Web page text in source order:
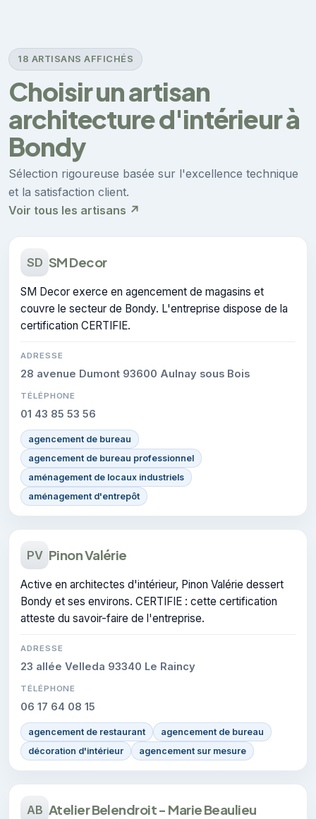
18 ARTISANS AFFICHÉS
Choisir un artisan
architecture d'intérieur à
Bondy
Sélection rigoureuse basée sur l'excellence technique
et la satisfaction client.
Voir tous les artisans ↗
SD SM Decor
SM Decor exerce en agencement de magasins et
couvre le secteur de Bondy. L'entreprise dispose de la
certification CERTIFIE.
ADRESSE
28 avenue Dumont 93600 Aulnay sous Bois
TÉLÉPHONE
01 43 85 53 56
agencement de bureau
agencement de bureau professionnel
aménagement de locaux industriels
aménagement d'entrepôt
PV Pinon Valérie
Active en architectes d'intérieur, Pinon Valérie dessert
Bondy et ses environs. CERTIFIE : cette certification
atteste du savoir-faire de l'entreprise.
ADRESSE
23 allée Velleda 93340 Le Raincy
TÉLÉPHONE
06 17 64 08 15
agencement de restaurant
agencement de bureau
décoration d'intérieur
agencement sur mesure
AB Atelier Belendroit - Marie Beaulieu